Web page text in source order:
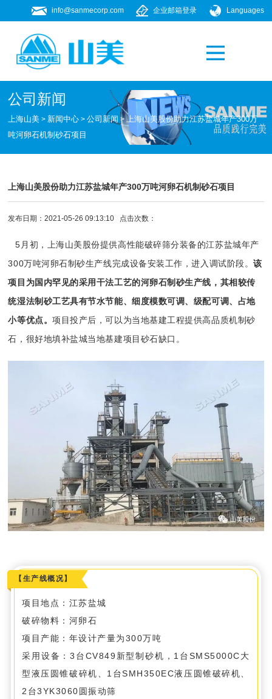
Languages
企业邮箱登录
info@sanmecorp.com
公司新闻
上海山美 > 新闻中心 >公司新闻 >上海山美股份助力江苏盐城年产300万
吨河卵石机制砂石项目
上海山美股份助力江苏盐城年产300万吨河卵石机制砂石项目
发布日期：2021-05-26 09:13:10 点击次数：
5月初， 上海山美股份提供高性能破碎筛分装备的江苏盐城年产
300万吨河卵石制砂生产线完成设备安装工作，进入调试阶段。该
项目为国内罕见的采用干法工艺的河卵石制砂生产线 ，其相较传
统湿法制砂工艺具有节水节能、细度模数可调、级配可调、占地
小等优点。项目投产后，可以为当地基建工程提供高品质机制砂
石，很好地填补盐城当地基建项目砂石缺口。
【生产线概况】
项目地点：江苏盐城
破碎物料：河卵石
项目产能：年设计产量为300万吨
采用设备：3台CV849新型制砂机 ，1台SMS5000C大
型液压圆锥破碎机 、1台SMH350EC液压圆锥破碎机
2台3YK3060圆振动筛